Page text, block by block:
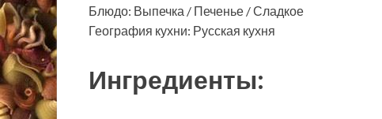
Блюдо: Выпечка / Печенье / Сладкое
География кухни: Русская кухня
Ингредиенты: